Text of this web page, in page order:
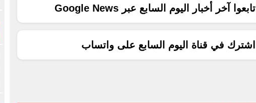
تابعوا آخر أخبار اليوم السابع عبر Google News
اشترك في قناة اليوم السابع على واتساب